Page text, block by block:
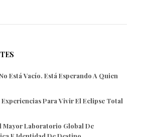
Está Vacío. Está Esperando A Quien
Experiencias Para Vivir El Eclipse Total
Mayor Laboratorio Global De